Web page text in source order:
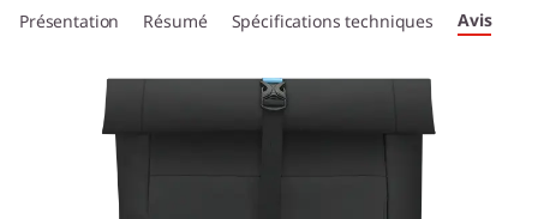
Présentation Résumé Spécifications techniques Avis